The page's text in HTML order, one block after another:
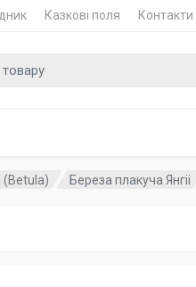
Казкові поля Контакти
(Betula) Береза плакуча Янгіі